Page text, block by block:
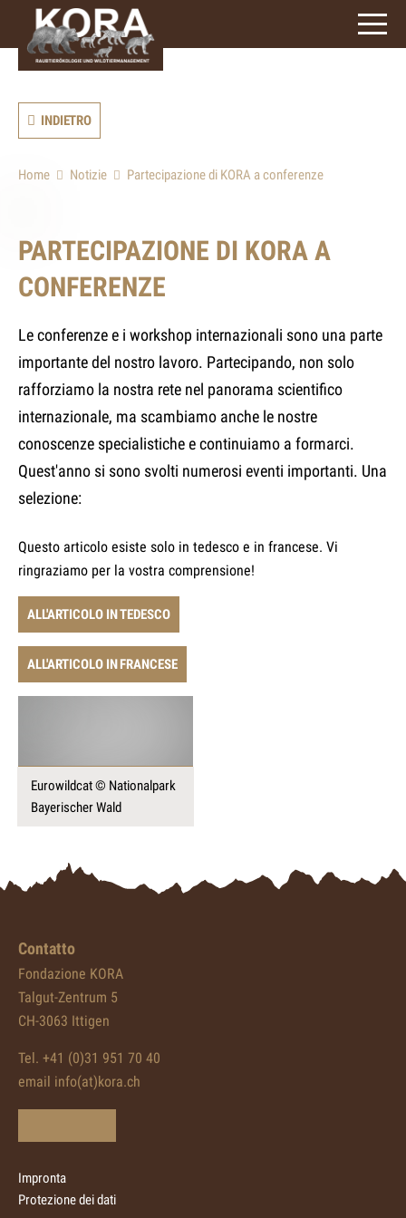
signs)
INDIETRO
Home Notizie Partecipazione di KORA a conferenze
PARTECIPAZIONE DI KORA A
CONFERENZE
Le conferenze e i workshop internazionali sono una parte
importante del nostro lavoro. Partecipando, non solo
rafforziamo la nostra rete nel panorama scientifico
internazionale, ma scambiamo anche le nostre
conoscenze specialistiche e continuiamo a formarci.
Quest'anno si sono svolti numerosi eventi importanti. Una
selezione:
Questo articolo esiste solo in tedesco e in francese. Vi
ringraziamo per la vostra comprensione!
ALL'ARTICOLO IN TEDESCO
ALL'ARTICOLO IN FRANCESE
Eurowildcat © Nationalpark
Bayerischer Wald
Contatto
Fondazione KORA
Talgut-Zentrum 5
CH-3063 Ittigen
Tel. +41 (0)31 951 70 40
email info(at)kora.ch
Impronta
Protezione dei dati